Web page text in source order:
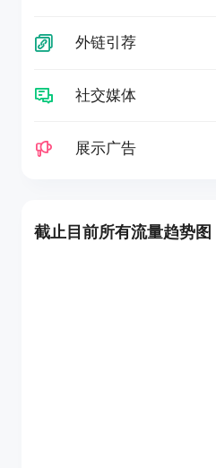
外链引荐
社交媒体
展示广告
截止目前所有流量趋势图